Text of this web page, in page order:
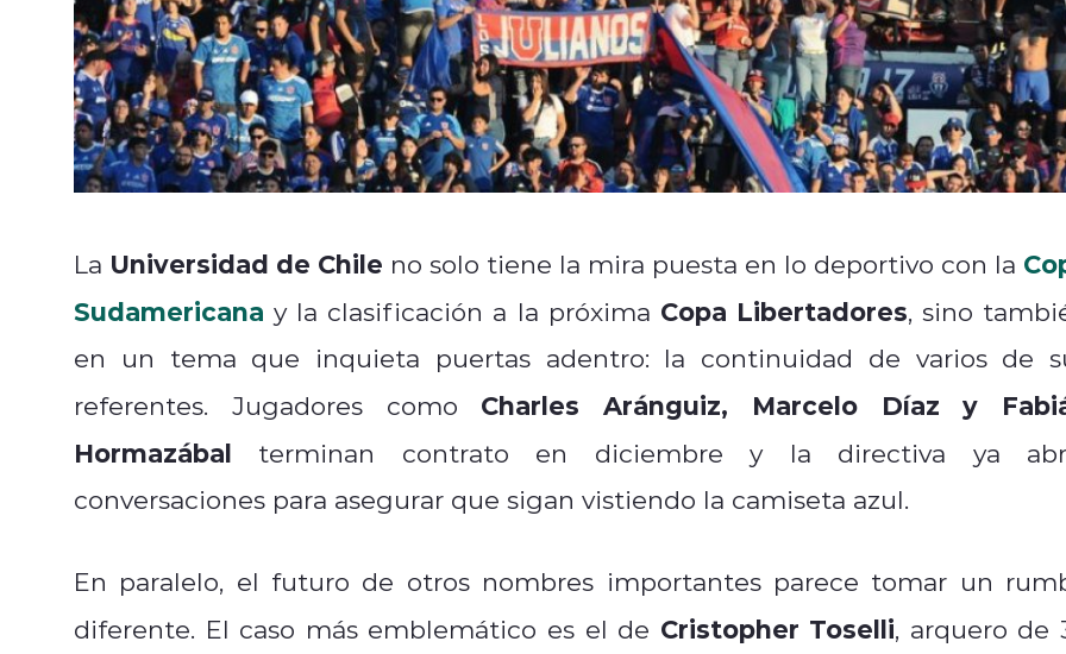
La Universidad de Chile no solo tiene la mira puesta en lo deportivo con la
Sudamericana y la clasificación a la próxima Copa Libertadores, sino
en un tema que inquieta puertas adentro: la continuidad de varios de
referentes. Jugadores como Charles Aránguiz, Marcelo Díaz y
Hormazábal terminan contrato en diciembre y la directiva ya
conversaciones para asegurar que sigan vistiendo la camiseta azul.
En paralelo, el futuro de otros nombres importantes parece tomar un
diferente. El caso más emblemático es el de Cristopher Toselli, arquero de